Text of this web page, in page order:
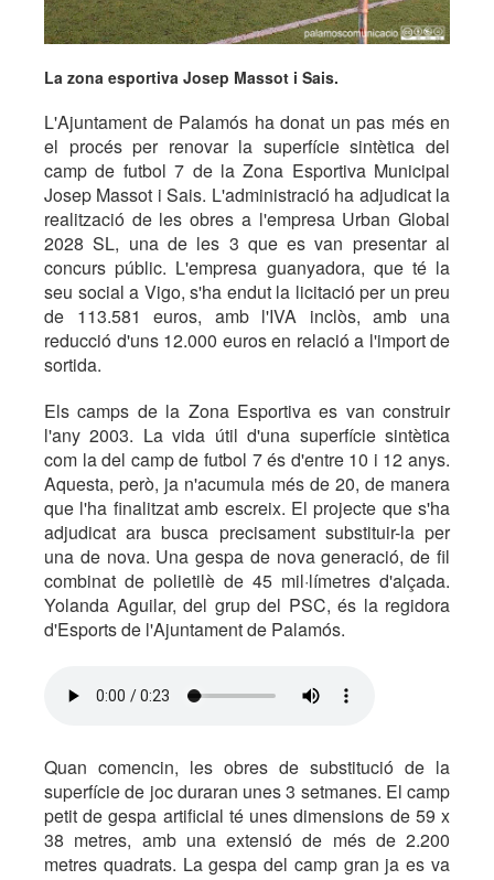
La zona esportiva Josep Massot i Sais.
L'Ajuntament de Palamós ha donat un pas més en
el procés per renovar la superfície sintètica del
camp de futbol 7 de la Zona Esportiva Municipal
Josep Massot i Sais. L'administració ha adjudicat la
realització de les obres a l'empresa Urban Global
2028 SL, una de les 3 que es van presentar al
concurs públic. L'empresa guanyadora, que té la
seu social a Vigo, s'ha endut la licitació per un preu
de 113.581 euros, amb l'IVA inclòs, amb una
reducció d'uns 12.000 euros en relació a l'import de
sortida.
Els camps de la Zona Esportiva es van construir
l'any 2003. La vida útil d'una superfície sintètica
com la del camp de futbol 7 és d'entre 10 i 12 anys.
Aquesta, però, ja n'acumula més de 20, de manera
que l'ha finalitzat amb escreix. El projecte que s'ha
adjudicat ara busca precisament substituir-la per
una de nova. Una gespa de nova generació, de fil
combinat de polietilè de 45 mil·límetres d'alçada.
Yolanda Aguilar, del grup del PSC, és la regidora
d'Esports de l'Ajuntament de Palamós.
Quan comencin, les obres de substitució de la
superfície de joc duraran unes 3 setmanes. El camp
petit de gespa artificial té unes dimensions de 59 x
38 metres, amb una extensió de més de 2.200
metres quadrats. La gespa del camp gran ja es va